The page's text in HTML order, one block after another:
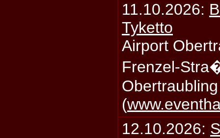
11.10.2026:
Tyketto
Airport
Frenzel-
(
12.10.2026: